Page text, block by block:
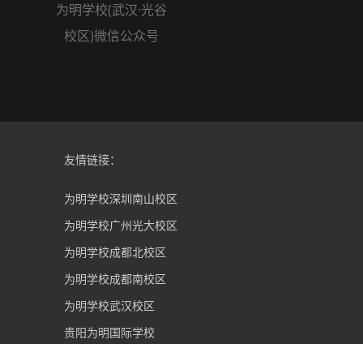
为明学校(武汉·光谷
校区)微信公众号
友情链接：
为明学校深圳南山校区
为明学校广州光大校区
为明学校成都北校区
为明学校成都南校区
为明学校武汉校区
贵阳为明国际学校